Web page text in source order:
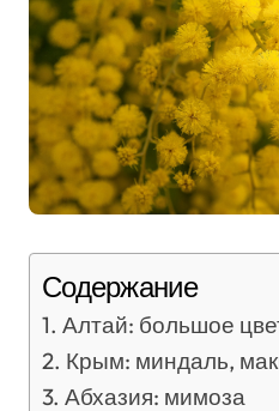
Содержание
Алтай: большое
Крым: миндаль,
Абхазия: мимоза